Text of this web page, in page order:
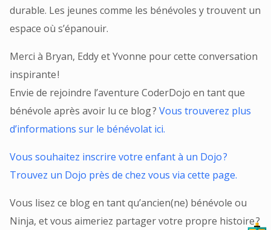
durable. Les jeunes comme les bénévoles y trouvent un
espace où s’épanouir.
Merci à Bryan, Eddy et Yvonne pour cette conversation
inspirante !
Envie de rejoindre l’aventure CoderDojo en tant que
bénévole après avoir lu ce blog ? Vous trouverez plus
d’informations sur le bénévolat ici.
Vous souhaitez inscrire votre enfant à un Dojo ?
Trouvez un Dojo près de chez vous via cette page.
Vous lisez ce blog en tant qu’ancien(ne) bénévole ou
Ninja, et vous aimeriez partager votre propre histoire ?